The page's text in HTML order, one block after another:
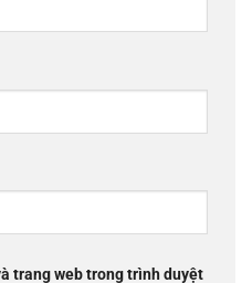
trang web trong trình duyệt